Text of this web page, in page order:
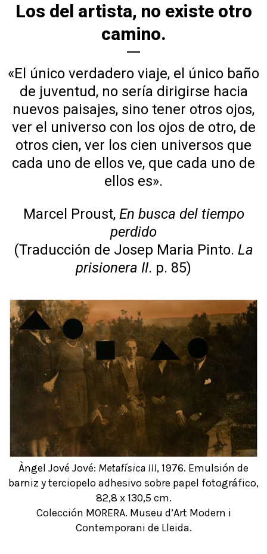
Los del artista, no existe otro
camino.
«El único verdadero viaje, el único baño
de juventud, no sería dirigirse hacia
nuevos paisajes, sino tener otros ojos,
ver el universo con los ojos de otro, de
otros cien, ver los cien universos que
cada uno de ellos ve, que cada uno de
ellos es».
Marcel Proust, En busca del tiempo
perdido
(Traducción de Josep Maria Pinto. La
prisionera II. p. 85)
Àngel Jové Jové: Metafísica III, 1976. Emulsión de
barniz y terciopelo adhesivo sobre papel fotográfico,
82,8 x 130,5 cm.
Colección MORERA. Museu d’Art Modern i
Contemporani de Lleida.